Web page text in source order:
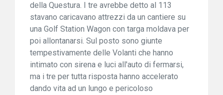
della Questura. I tre avrebbe detto al 113
stavano caricavano attrezzi da un cantiere su
una Golf Station Wagon con targa moldava per
poi allontanarsi. Sul posto sono giunte
tempestivamente delle Volanti che hanno
intimato con sirena e luci all'auto di fermarsi,
ma i tre per tutta risposta hanno accelerato
dando vita ad un lungo e pericoloso